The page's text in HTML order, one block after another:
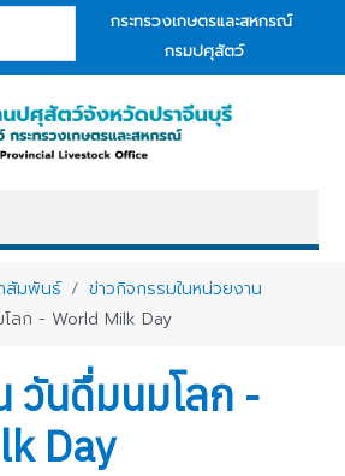
กระทรวงเกษตรและสหกรณ์
กรมปศุสัตว์
สัมพันธ์
ข่าวกิจกรรมในหน่วยงาน
ลก - World Milk Day
วันดื่มนมโลก -
Day